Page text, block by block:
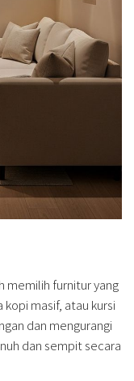
memilih furnitur yang
masif, atau kursi
dan mengurangi
dan sempit secara